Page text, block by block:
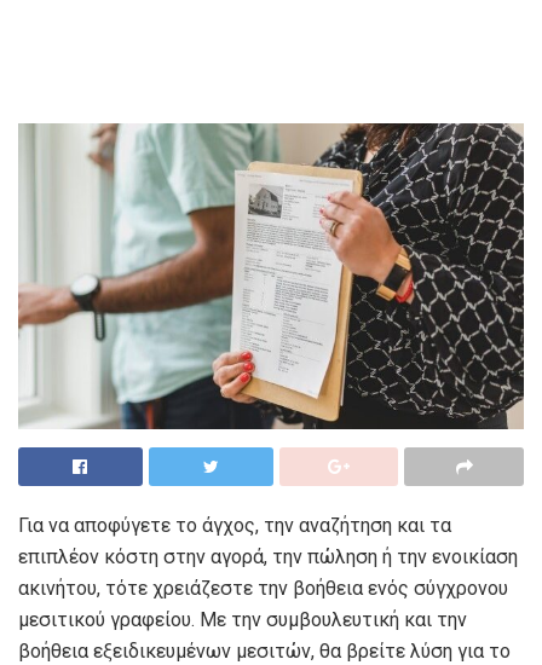
Για να αποφύγετε το άγχος, την αναζήτηση και τα
επιπλέον κόστη στην αγορά, την πώληση ή την ενοικίαση
ακινήτου, τότε χρειάζεστε την βοήθεια ενός σύγχρονου
μεσιτικού γραφείου. Με την συμβουλευτική και την
βοήθεια εξειδικευμένων μεσιτών, θα βρείτε λύση για το